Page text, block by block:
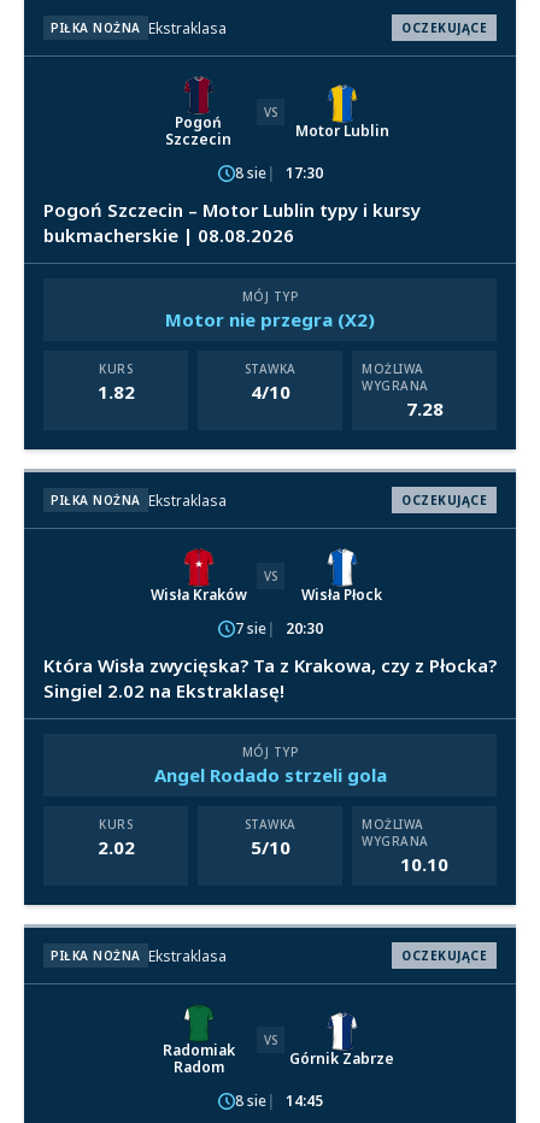
PIŁKA NOŻNA Ekstraklasa OCZEKUJĄCE
Pogoń
Szczecin
VS
Motor Lublin
8 sie 17:30
Pogoń Szczecin – Motor Lublin typy i kursy
bukmacherskie | 08.08.2026
MÓJ TYP
Motor nie przegra (X2)
KURS
1.82
STAWKA
4/10
MOŻLIWA
WYGRANA
7.28
PIŁKA NOŻNA Ekstraklasa OCZEKUJĄCE
Wisła Kraków
VS
Wisła Płock
7 sie
20:30
Która Wisła zwycięska? Ta z Krakowa, czy z Płocka?
Singiel 2.02 na Ekstraklasę!
MÓJ TYP
Angel Rodado strzeli gola
KURS
2.02
STAWKA
5/10
MOŻLIWA
WYGRANA
10.10
PIŁKA NOŻNA Ekstraklasa OCZEKUJĄCE
Radomiak
Radom
VS
Górnik Zabrze
8 sie 14:45